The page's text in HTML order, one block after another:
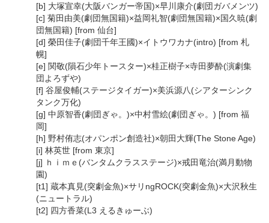
[b] 大塚宣幸(大阪バンガー帝国)×早川康介(劇団ガバメンツ)
[c] 菊田由美(劇団無国籍)×益岡礼智(劇団無国籍)×国久暁(劇
団無国籍) [from 仙台]
[d] 榮田佳子(劇団千年王國)×イトウワカナ(intro) [from 札
幌]
[e] 関敬(隕石少年トースター)×桂正樹子×寺田夢酔(演劇集
団よろずや)
[f] 谷屋俊輔(ステージタイガー)×美浜源八(シアターシンク
タンク万化)
[g] 中原智香(劇団ぎゃ。)×中村雪絵(劇団ぎゃ。) [from 福
岡]
[h] 野村侑志(オパンポン創造社)×朝田大輝(The Stone Age)
[i] 林英世 [from 東京]
[j] ｈｉｍｅ(バンタムクラスステージ)×戒田竜治(満月動物
園)
[t1] 蔵本真見(突劇金魚)×サリngROCK(突劇金魚)×大沢秋生
(ニュートラル)
[t2] 四方香菜(L3 えるきゅーぶ)